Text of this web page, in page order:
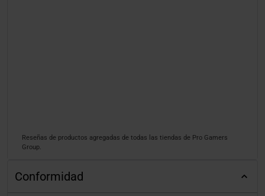
Reseñas de productos agregadas de todas las tiendas de Pro Gamers
Group.
Conformidad